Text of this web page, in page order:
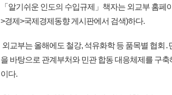
「알기쉬운 인도의 수입규제」책자는 외교부 홈
>경제>국제경제동향 게시판에서 검색)하다.
외교부는 올해에도 철강, 석유화학 등 품목별 협회
을 바탕으로 관계부처와 민관 합동 대응체제를 구
이다.